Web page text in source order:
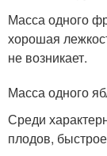
Масса одного
хорошая
не возникает.
Масса одного
Среди
плодов,